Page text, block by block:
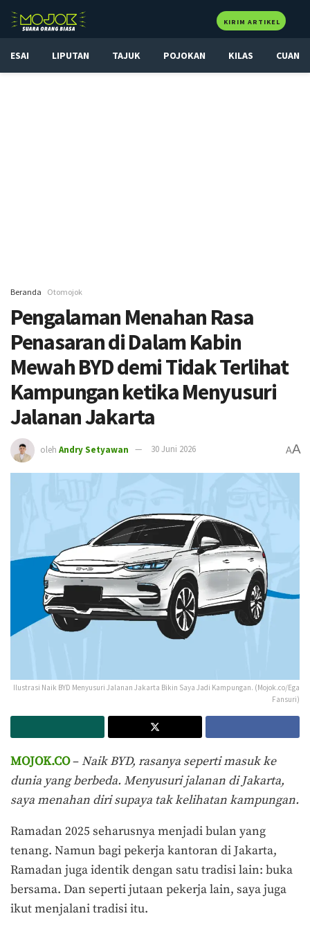
KIRIM ARTIKEL
ESAI LIPUTAN TAJUK POJOKAN KILAS CUAN
Beranda Otomojok
Pengalaman Menahan Rasa
Penasaran di Dalam Kabin
Mewah BYD demi Tidak Terlihat
Kampungan ketika Menyusuri
Jalanan Jakarta
oleh Andry Setyawan 30 Juni 2026 AA
Ilustrasi Naik BYD Menyusuri Jalanan Jakarta Bikin Saya Jadi Kampungan. (Mojok.co/Ega
Fansuri)
MOJOK.CO–Naik BYD, rasanya seperti masuk ke
dunia yang berbeda. Menyusuri jalanan di Jakarta,
saya menahan diri supaya tak kelihatan kampungan.
Ramadan 2025 seharusnya menjadi bulan yang
tenang. Namun bagi pekerja kantoran di Jakarta,
Ramadan juga identik dengan satu tradisi lain: buka
bersama. Dan seperti jutaan pekerja lain, saya juga
ikut menjalani tradisi itu.